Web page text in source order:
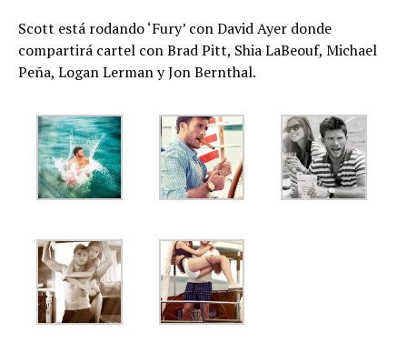
Scott está rodando ‘Fury’ con David Ayer donde
compartirá cartel con Brad Pitt, Shia LaBeouf, Michael
Peña, Logan Lerman y Jon Bernthal.